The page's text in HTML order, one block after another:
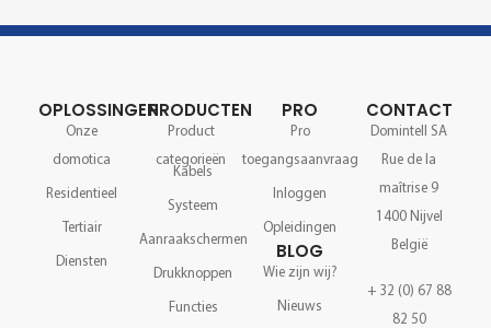
OPLOSSINGEN
Onze
domotica
Residentieel
Tertiair
Diensten
PRODUCTEN
Product
categorieën
Kabels
Systeem
Aanraakschermen
Drukknoppen
Functies
PRO
Pro
toegangsaanvraag
Inloggen
Opleidingen
BLOG
Wie zijn wij?
Nieuws
CONTACT
Domintell SA
Rue de la
maîtrise 9
1400 Nijvel
België
+ 32 (0) 67 88
82 50